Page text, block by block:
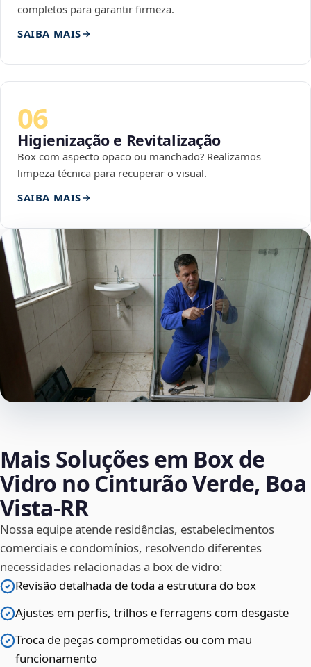
completos para garantir firmeza.
SAIBA MAIS
06
Higienização e Revitalização
Box com aspecto opaco ou manchado? Realizamos
limpeza técnica para recuperar o visual.
SAIBA MAIS
Mais Soluções em Box de
Vidro no Cinturão Verde, Boa
Vista‑RR
Nossa equipe atende residências, estabelecimentos
comerciais e condomínios, resolvendo diferentes
necessidades relacionadas a box de vidro:
Revisão detalhada de toda a estrutura do box
Ajustes em perfis, trilhos e ferragens com desgaste
Troca de peças comprometidas ou com mau
funcionamento